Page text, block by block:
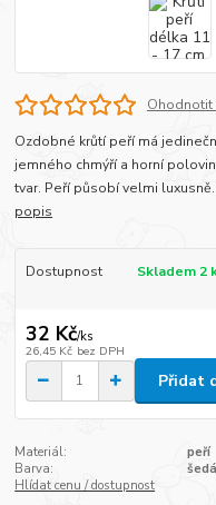
Ozdobné krůtí peří má
jemného chmýří a horní
tvar. Peří působí velmi
popis
Dostupnost Skladem 2
32 Kč/ks
26,45 Kč bez DPH
Přidat
Materiál:
peří
Barva:
šedá
Hlídat cenu / dostupnost